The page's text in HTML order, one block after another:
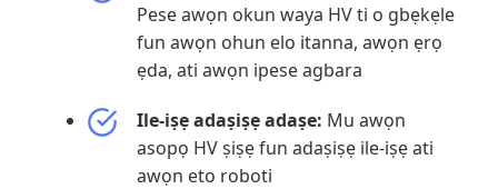
Pese awọn okun waya HV ti o gbẹkẹle
fun awọn ohun elo itanna, awọn ẹrọ
ẹda, ati awọn ipese agbara
Ile-iṣẹ adaṣiṣẹ adaṣe: Mu awọn
asopọ HV ṣiṣẹ fun adaṣiṣẹ ile-iṣẹ ati
awọn eto roboti